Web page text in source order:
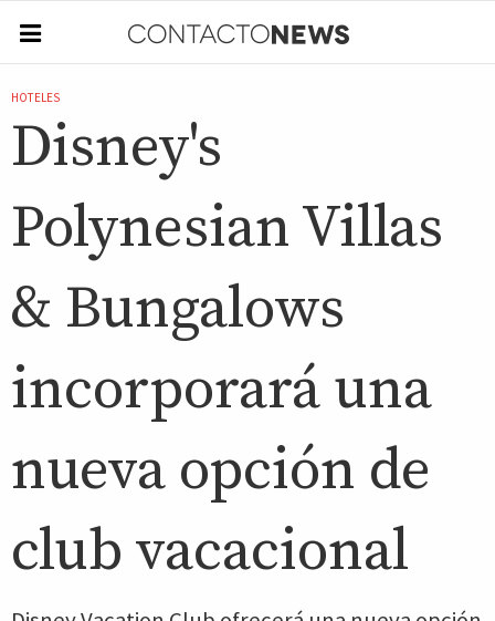
HOTELES
Disney's
Polynesian Villas
& Bungalows
incorporará una
nueva opción de
club vacacional